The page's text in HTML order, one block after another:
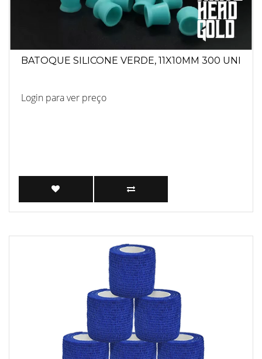
BATOQUE SILICONE VERDE, 11X10MM 300 UNI
Login para ver preço